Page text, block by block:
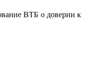
ВТБ о доверии к